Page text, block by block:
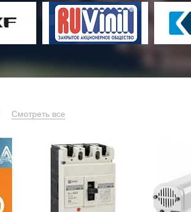
Смотреть все